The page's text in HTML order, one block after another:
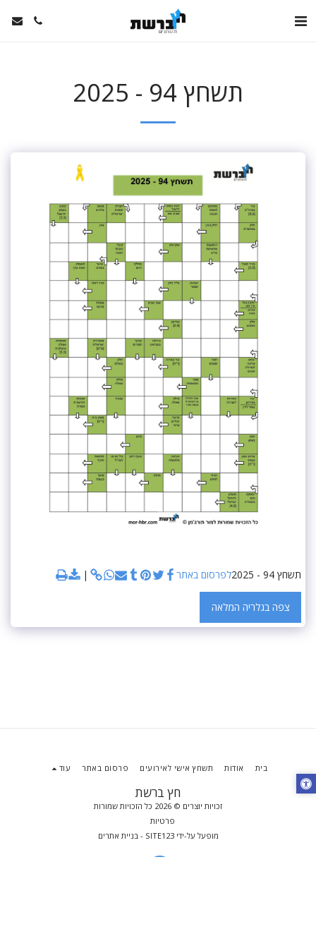
תשחץ 94 - 2025
תשחץ 94 - 2025 לפרסום באתר
צפה בגלריה המלאה
חץ ברשת
זכויות יוצרים © 2026 כל הזכויות שמורות
פרטיות
מופעל על-ידיSITE123
- בניית אתרים
בית אודות תשחץ אישי לאירועים פרסום באתר עוד